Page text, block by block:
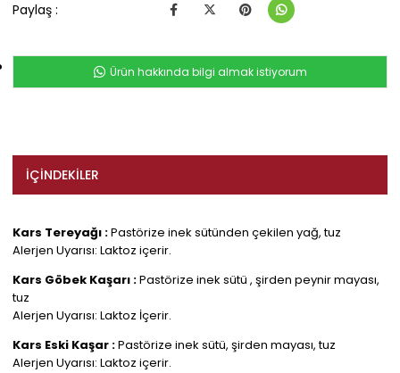
Paylaş :
Ürün hakkında bilgi almak istiyorum
İÇINDEKILER
Kars Tereyağı :Pastörize inek sütünden çekilen yağ, tuz
Alerjen Uyarısı: Laktoz içerir.
Kars Göbek Kaşarı :Pastörize inek sütü , şirden peynir mayası,
tuz
Alerjen Uyarısı: Laktoz İçerir.
Kars Eski Kaşar :Pastörize inek sütü, şirden mayası, tuz
Alerjen Uyarısı: Laktoz içerir.